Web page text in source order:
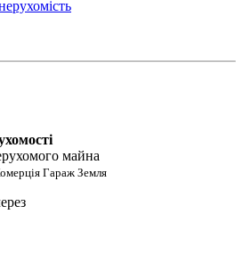
майна
Гараж Земля